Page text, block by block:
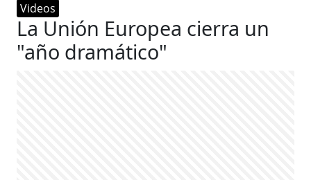
Videos
La Unión Europea cierra un
"año dramático"